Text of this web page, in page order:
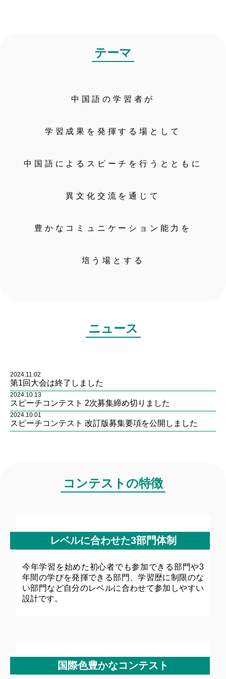
テーマ
中国語の学習者が
学習成果を発揮する場として
中国語によるスピーチを行うとともに
異文化交流を通じて
豊かなコミュニケーション能力を
培う場とする
ニュース
2024.11.02
第1回大会は終了しました
2024.10.13
スピーチコンテスト 2次募集締め切りました
2024.10.01
スピーチコンテスト 改訂版募集要項を公開しました
コンテストの特徴
レベルに合わせた3部門体制
今年学習を始めた初心者でも参加できる部門や3
年間の学びを発揮できる部門、学習歴に制限のな
い部門など自分のレベルに合わせて参加しやすい
設計です。
国際色豊かなコンテスト